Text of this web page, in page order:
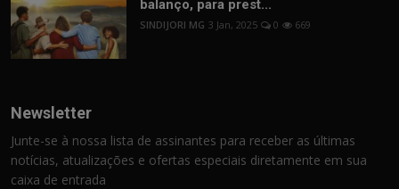
balanço, para prest...
SINDIJORI MG 3 Jan, 2025 0 669
Newsletter
Junte-se à nossa lista de assinantes para receber as últimas
notícias, atualizações e ofertas especiais diretamente em sua
caixa de entrada